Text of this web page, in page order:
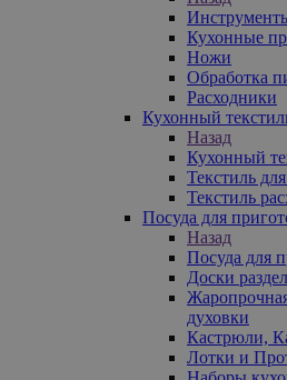
Кухонные
Ножи
Обработка
Расходники
Кухонный
Назад
Кухонный
Текстиль
Текстиль
Посуда для
Назад
Посуда для
Доски
духовки
Кастрюли,
Лотки и